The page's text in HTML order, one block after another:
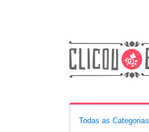
Todas as Categorias